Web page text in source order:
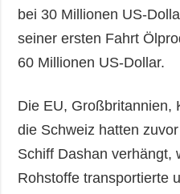
bei 30 Millionen US-
seiner ersten Fahrt
60 Millionen US-Dollar.
Die EU, Großbritannien,
die Schweiz hatten
Schiff Dashan verhängt,
Rohstoffe transportierte